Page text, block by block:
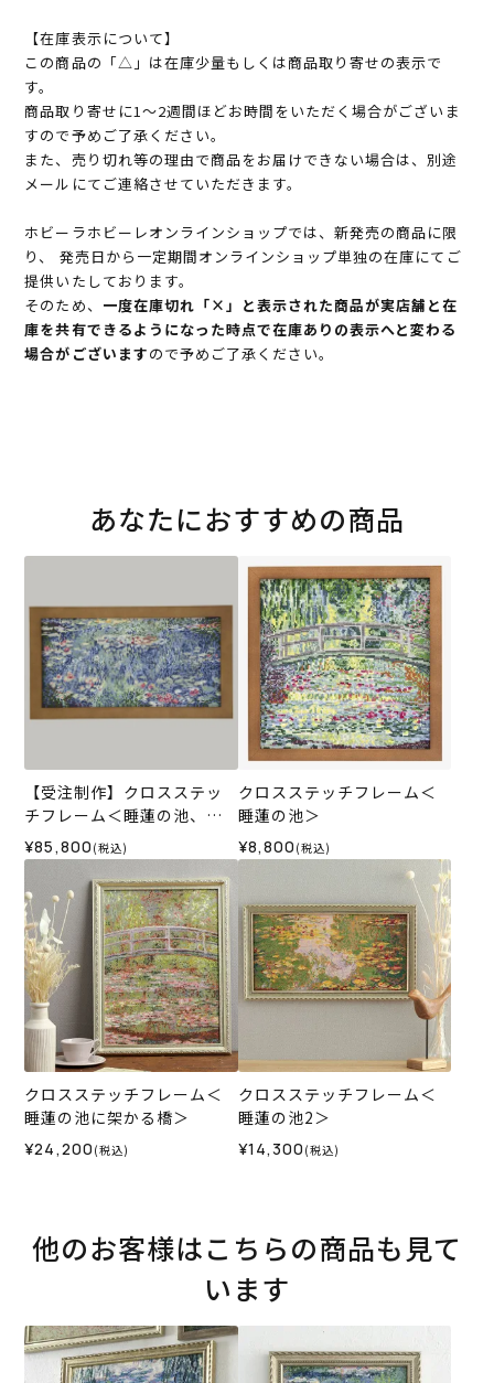
【在庫表示について】
この商品の「△」は在庫少量もしくは商品取り寄せの表示で
す。
商品取り寄せに1～2週間ほどお時間をいただく場合がございま
すので予めご了承ください。
また、売り切れ等の理由で商品をお届けできない場合は、別途
メールにてご連絡させていただきます。
ホビーラホビーレオンラインショップでは、新発売の商品に限
り、 発売日から一定期間オンラインショップ単独の在庫にてご
提供いたしております。
そのため、 一度在庫切れ「×」と表示された商品が実店舗と在
庫を共有できるようになった時点で在庫ありの表示へと変わる
場合がございますので予めご了承ください。
あなたにおすすめの商品
【受注制作】クロスステッ
チフレーム＜睡蓮の池、緑
の反映＞※キャンセル不可
¥85,800 (税込)
クロスステッチフレーム＜
睡蓮の池＞
¥8,800 (税込)
クロスステッチフレーム＜
睡蓮の池に架かる橋＞
¥24,200 (税込)
クロスステッチフレーム＜
睡蓮の池2＞
¥14,300 (税込)
他のお客様はこちらの商品も見て
います